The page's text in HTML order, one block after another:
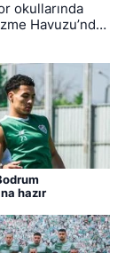
okullarında
Havuzu’nda
hazır